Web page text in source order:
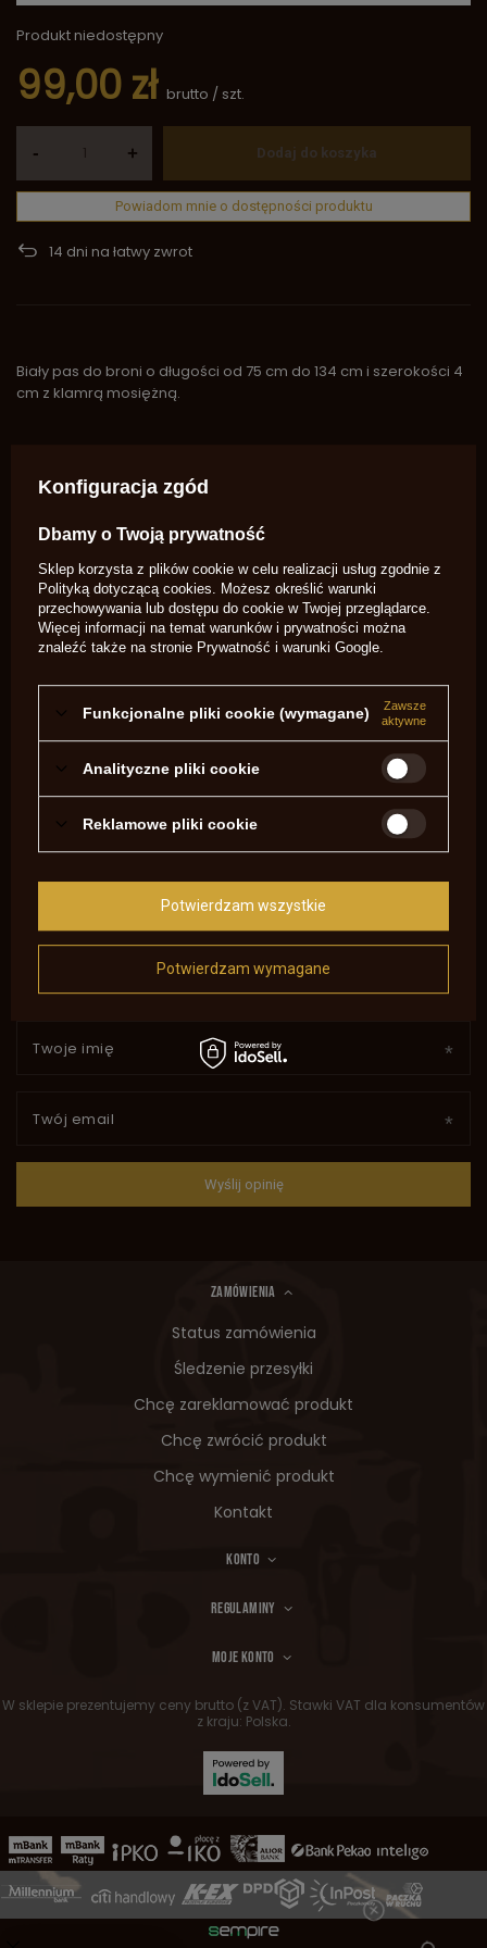
Produkt niedostępny
99,00 zł brutto / szt.
- + Dodaj do koszyka
Powiadom mnie o dostępności produktu
14 dni na łatwy zwrot
Biały pas do broni o długości od 75 cm do 134 cm i szerokości 4
cm z klamrą mosiężną.
Symbol
2138
Potrzebujesz pomocy? Masz pytania?
Zadaj pytanie a my odpowiemy
niezwłocznie, najciekawsze pytania i
odpowiedzi publikując dla innych.
Zadaj pytanie
NAPISZ SWOJĄ OPINIĘ
5/5
Treść twojej opinii
Dodaj własne zdjęcie produktu:
Twoje imię
Twój email
Wyślij opinię
ZAMÓWIENIA
Status zamówienia
Śledzenie przesyłki
Chcę zareklamować produkt
Chcę zwrócić produkt
Chcę wymienić produkt
Kontakt
KONTO
REGULAMINY
MOJE KONTO
W sklepie prezentujemy ceny brutto (z VAT). Stawki VAT dla konsumentów
z kraju: Polska.
Konfiguracja zgód
Dbamy o Twoją prywatność
Sklep korzysta z plików cookie w celu realizacji usług zgodnie z
Polityką dotyczącą cookies . Możesz określić warunki
przechowywania lub dostępu do cookie w Twojej przeglądarce.
Więcej informacji na temat warunków i prywatności można
znaleźć także na stronie Prywatność i warunki Google
Funkcjonalne pliki cookie (wymagane)
Zawsze
aktywne
Analityczne pliki cookie
Reklamowe pliki cookie
Potwierdzam wymagane
Potwierdzam wszystkie